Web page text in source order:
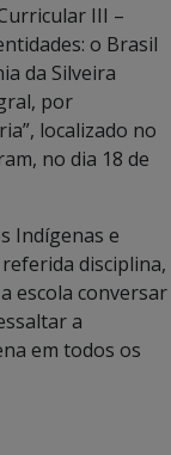
III –
o Brasil
da Silveira
por
localizado no
no dia 18 de
Indígenas e
disciplina,
escola conversar
a
em todos os